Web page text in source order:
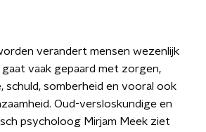
verandert mensen wezenlijk
vaak gepaard met zorgen,
schuld, somberheid en vooral ook
Oud-versloskundige en
psycholoog Mirjam Meek ziet